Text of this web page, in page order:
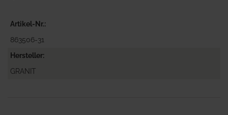
Artikel-Nr.
863506-31
Hersteller
GRANIT